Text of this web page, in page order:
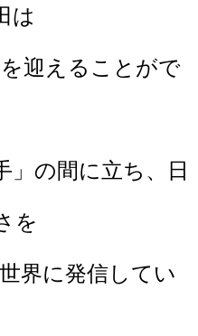
は
迎えることがで
」の間に立ち、日
を
界に発信してい